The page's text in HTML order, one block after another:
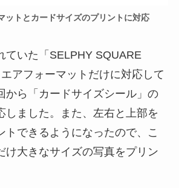
ットとカードサイズのプリントに対応
ていた「SELPHY SQUARE
アフォーマットだけに対応して
から「カードサイズシール」の
しました。また、左右と上部を
トできるようになったので、こ
け大きなサイズの写真をプリン